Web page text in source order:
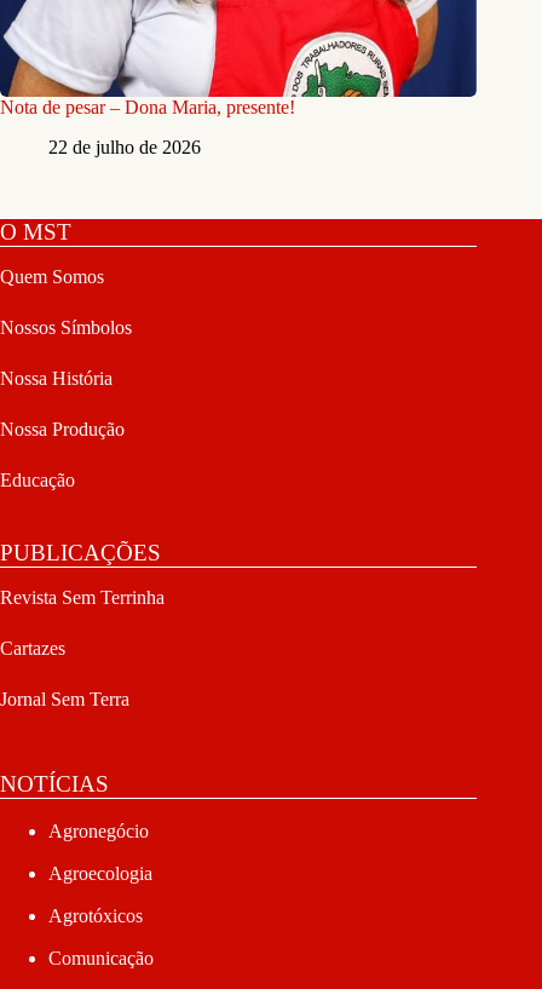
Nota de pesar – Dona Maria, presente!
22 de julho de 2026
O MST
Quem Somos
Nossos Símbolos
Nossa História
Nossa Produção
Educação
PUBLICAÇÕES
Revista Sem Terrinha
Cartazes
Jornal Sem Terra
NOTÍCIAS
Agronegócio
Agroecologia
Agrotóxicos
Comunicação